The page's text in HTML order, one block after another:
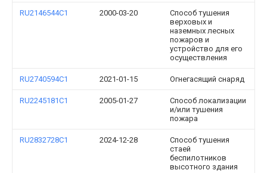
RU2146544C1 2000-03-20
Способ тушения
верховых и
наземных лесных
пожаров и
устройство для его
осуществления
RU2740594C1 2021-01-15 Огнегасящий снаряд
RU2245181C1 2005-01-27
Способ локализации
и/или тушения
пожара
RU2832728C1 2024-12-28
Способ тушения
стаей
беспилотников
высотного здания